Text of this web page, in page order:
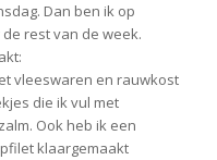
Dan ben ik op
rest van de week.
vleeswaren en rauwkost
die ik vul met
Ook heb ik een
klaargemaakt